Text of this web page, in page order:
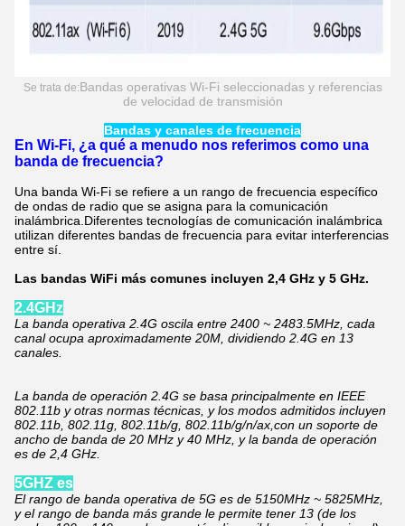
Se trata de:Bandas operativas Wi-Fi seleccionadas y referencias
de velocidad de transmisión
Bandas y canales de frecuencia
En Wi-Fi, ¿a qué a menudo nos referimos como una
banda de frecuencia?
Una banda Wi-Fi se refiere a un rango de frecuencia específico
de ondas de radio que se asigna para la comunicación
inalámbrica.Diferentes tecnologías de comunicación inalámbrica
utilizan diferentes bandas de frecuencia para evitar interferencias
entre sí.
Las bandas WiFi más comunes incluyen 2,4 GHz y 5 GHz.
2.4GHz
La banda operativa 2.4G oscila entre 2400 ~ 2483.5MHz, cada
canal ocupa aproximadamente 20M, dividiendo 2.4G en 13
canales.
La banda de operación 2.4G se basa principalmente en IEEE
802.11b y otras normas técnicas, y los modos admitidos incluyen
802.11b, 802.11g, 802.11b/g, 802.11b/g/n/ax,con un soporte de
ancho de banda de 20 MHz y 40 MHz, y la banda de operación
es de 2,4 GHz.
5GHZ es
El rango de banda operativa de 5G es de 5150MHz ~ 5825MHz,
y el rango de banda más grande le permite tener 13 (de los